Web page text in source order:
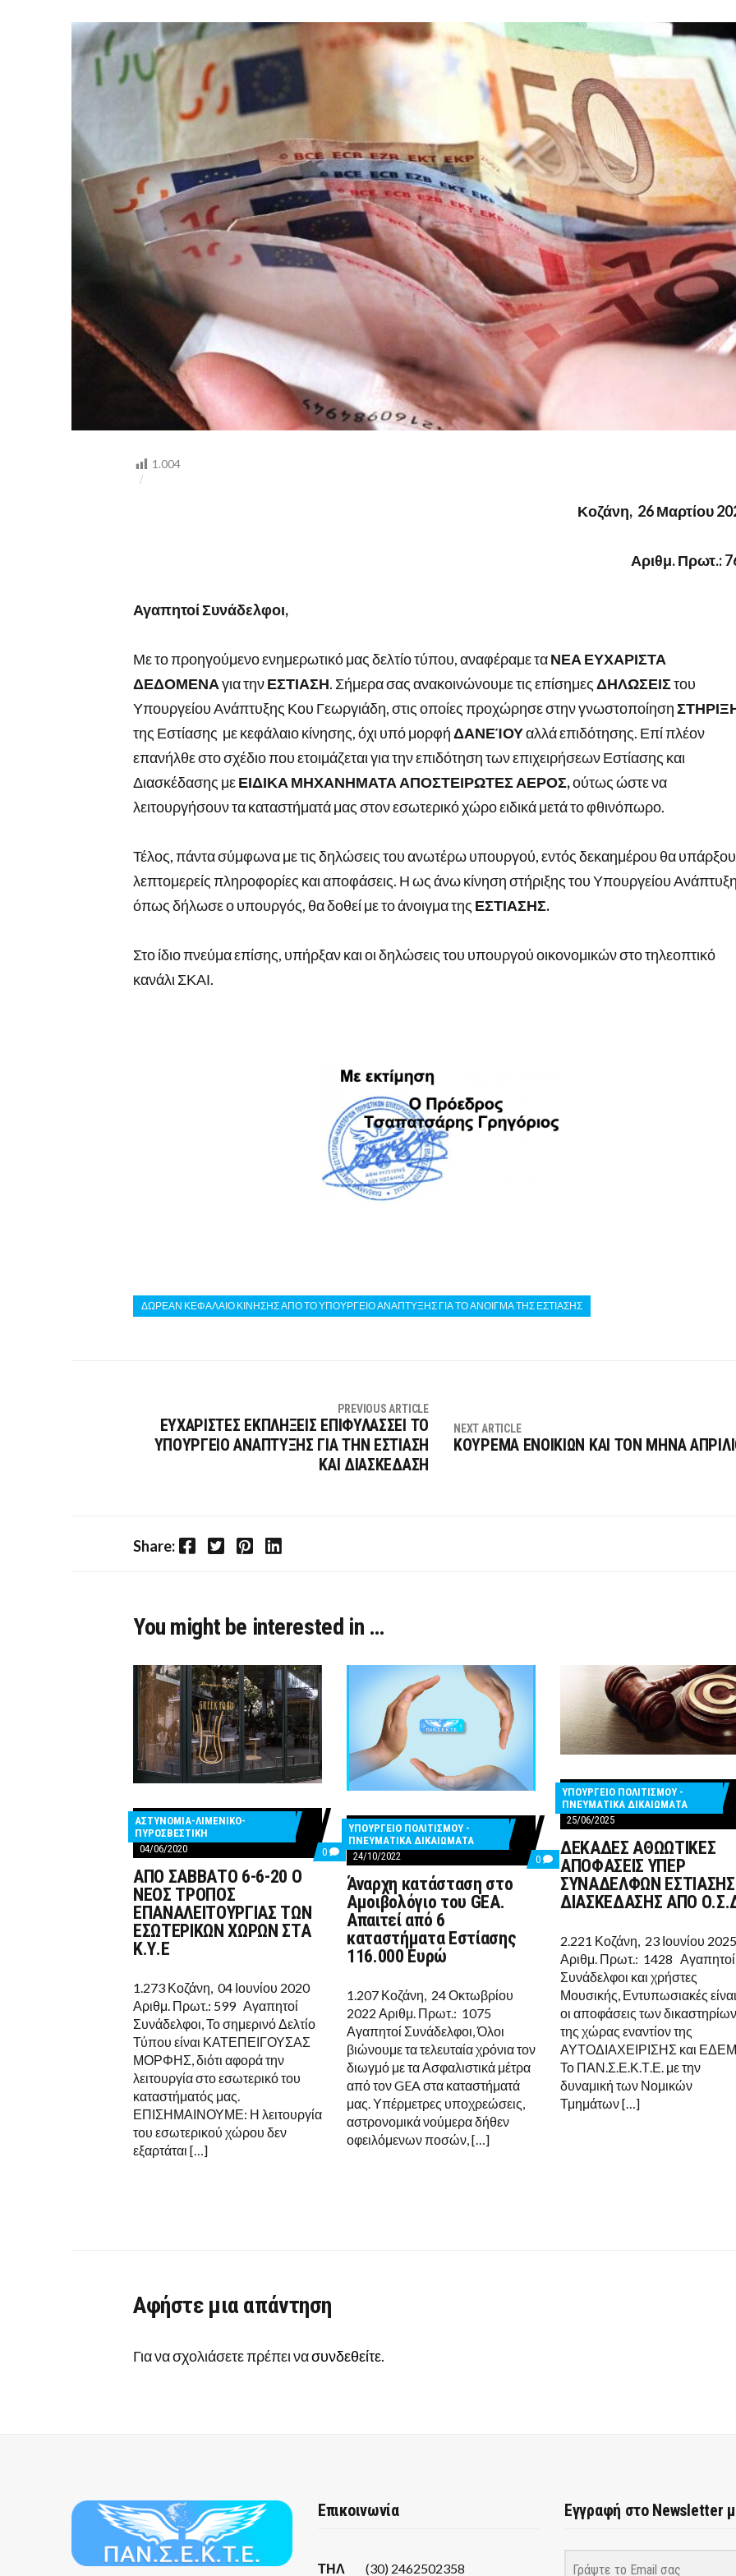
ΑΝΑΠΤΥΞΗΣ
ΑΝΟΙΓΜΑ
ΤΗΣ
ΕΣΤΙΑΣΗΣ
1.004
Κοζάνη, 26 Μαρτίου
Αριθμ. Πρωτ.:
Αγαπητοί Συνάδελφοι,
Με το προηγούμενο ενημερωτικό μας δελτίο τύπου, αναφέραμε ταΝΕΑ ΕΥΧΑΡΙΣΤΑ
ΔΕΔΟΜΕΝΑγια τηνΕΣΤΙΑΣΗ. Σήμερα σας ανακοινώνουμε τις επίσημεςΔΗΛΩΣΕΙΣτου
Υπουργείου Ανάπτυξης Κου Γεωργιάδη, στις οποίες προχώρησε στην γνωστοποίηση
της Εστίασης με κεφάλαιο κίνησης, όχι υπό μορφήΔΑΝΕΊΟΥαλλά επιδότησης. Επί πλέον
επανήλθε στο σχέδιο που ετοιμάζεται για την επιδότηση των επιχειρήσεων Εστίασης και
Διασκέδασης μεΕΙΔΙΚΑ ΜΗΧΑΝΗΜΑΤΑ ΑΠΟΣΤΕΙΡΩΤΕΣ ΑΕΡΟΣ,ούτως ώστε να
λειτουργήσουν τα καταστήματά μας στον εσωτερικό χώρο ειδικά μετά το φθινόπωρο.
Τέλος, πάντα σύμφωνα με τις δηλώσεις του ανωτέρω υπουργού, εντός δεκαημέρου θα
λεπτομερείς πληροφορίες και αποφάσεις. Η ως άνω κίνηση στήριξης του Υπουργείου
όπως δήλωσε ο υπουργός, θα δοθεί με το άνοιγμα της ΕΣΤΙΑΣΗΣ.
Στο ίδιο πνεύμα επίσης, υπήρξαν και οι δηλώσεις του υπουργού οικονομικών στο τηλεοπτικό
κανάλι ΣΚΑΙ.
ΔΩΡΕΑΝ ΚΕΦΑΛΑΙΟ ΚΙΝΗΣΗΣ ΑΠΟ ΤΟ ΥΠΟΥΡΓΕΙΟ ΑΝΑΠΤΥΞΗΣ ΓΙΑ ΤΟ ΑΝΟΙΓΜΑ ΤΗΣ ΕΣΤΙΑΣΗΣ
PREVIOUS ARTICLE
ΕΥΧΑΡΙΣΤΕΣ ΕΚΠΛΗΞΕΙΣ ΕΠΙΦΥΛΑΣΣΕΙ ΤΟ
ΥΠΟΥΡΓΕΙΟ ΑΝΑΠΤΥΞΗΣ ΓΙΑ ΤΗΝ ΕΣΤΙΑΣΗ
ΚΑΙ ΔΙΑΣΚΕΔΑΣΗ
NEXT ARTICLE
ΚΟΥΡΕΜΑ ΕΝΟΙΚΙΩΝ ΚΑΙ ΤΟΝ ΜΗΝΑ
Share: Facebook Twitter Pinterest LinkedIn
You might be interested in …
ΑΣΤΥΝΟΜΙΑ-ΛΙΜΕΝΙΚΟ-
ΠΥΡΟΣΒΕΣΤΙΚΗ
04/06/2020
0 COMMENTS
ON
ΣΑΒΒΑΤΟ
ΝΕΟΣ
ΤΡΟΠΟΣ
ΕΣΩΤΕΡΙΚΩΝ
ΧΩΡΩΝ
Κ.Υ.Ε
ΑΠΟ ΣΑΒΒΑΤΟ 6-6-20 Ο
ΝΕΟΣ ΤΡΟΠΟΣ
ΕΠΑΝΑΛΕΙΤΟΥΡΓΙΑΣ ΤΩΝ
ΕΣΩΤΕΡΙΚΩΝ ΧΩΡΩΝ ΣΤΑ
Κ.Υ.Ε
1.273 Κοζάνη, 04 Ιουνίου 2020
Αριθμ. Πρωτ.: 599 Αγαπητοί
Συνάδελφοι, Το σημερινό Δελτίο
Τύπου είναι ΚΑΤΕΠΕΙΓΟΥΣΑΣ
ΜΟΡΦΗΣ, διότι αφορά την
λειτουργία στο εσωτερικό του
καταστήματός μας.
ΕΠΙΣΗΜΑΙΝΟΥΜΕ: Η λειτουργία
του εσωτερικού χώρου δεν
εξαρτάται […]
ΥΠΟΥΡΓΕΙΟ ΠΟΛΙΤΙΣΜΟΥ -
ΠΝΕΥΜΑΤΙΚΑ ΔΙΚΑΙΩΜΑΤΑ
24/10/2022
0 COMMENTS
ON
ΆΝΑΡΧΗ
ΚΑΤΆΣΤΑΣΗ
GEA.
ΑΠΑΙΤΕΊ
ΚΑΤΑΣΤΉΜΑΤΑ
116.000
ΕΥΡΏ
Άναρχη κατάσταση στο
Αμοιβολόγιο του GEA.
Απαιτεί από 6
καταστήματα Εστίασης
116.000 Ευρώ
1.207 Κοζάνη, 24 Οκτωβρίου
2022 Αριθμ. Πρωτ.: 1075
Αγαπητοί Συνάδελφοι, Όλοι
βιώνουμε τα τελευταία χρόνια τον
διωγμό με τα Ασφαλιστικά μέτρα
από τον GEA στα καταστήματά
μας. Υπέρμετρες υποχρεώσεις,
αστρονομικά νούμερα δήθεν
οφειλόμενων ποσών, […]
ΥΠΟΥΡΓΕΙΟ ΠΟΛΙΤΙΣΜΟΥ -
ΠΝΕΥΜΑΤΙΚΑ ΔΙΚΑΙΩΜΑΤΑ
25/06/2025
ΔΕΚΑΔΕΣ ΑΘΩΩΤΙΚΕΣ
ΑΠΟΦΑΣΕΙΣ ΥΠΕΡ
ΣΥΝΑΔΕΛΦΩΝ ΕΣΤΙΑΣΗΣ
ΔΙΑΣΚΕΔΑΣΗΣ ΑΠΟ
2.221 Κοζάνη, 23 Ιουνίου 2025
Αριθμ. Πρωτ.: 1428 Αγαπητοί
Συνάδελφοι και χρήστες
Μουσικής, Εντυπωσιακές είναι
οι αποφάσεις των δικαστηρίων
της χώρας εναντίον της
ΑΥΤΟΔΙΑΧΕΙΡΙΣΗΣ και
Το ΠΑΝ.Σ.Ε.Κ.Τ.Ε. με την
δυναμική των Νομικών
Τμημάτων […]
Αφήστε μια απάντηση
Για να σχολιάσετε πρέπει νασυνδεθείτε.
Επικοινωνία
ΤΗΛ (30) 2462502358
Εγγραφή στο Newsletter